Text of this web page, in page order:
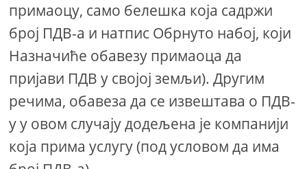
примаоцу, само белешка која садржи
број ПДВ-а и натпис Обрнуто набој, који
Назначиће обавезу примаоца да
пријави ПДВ у својој земљи). Другим
речима, обавеза да се извештава о ПДВ-
у у овом случају додељена је компанији
која прима услугу (под условом да има